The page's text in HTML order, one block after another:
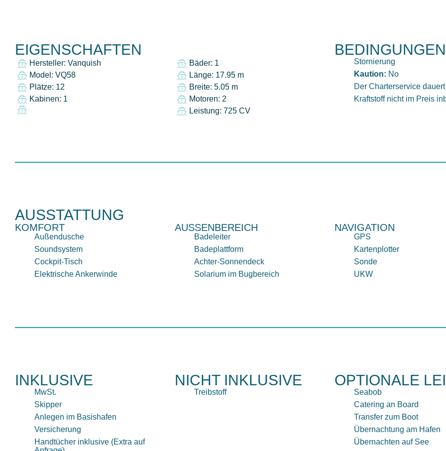
EIGENSCHAFTEN
Hersteller: Vanquish
Model: VQ58
Plätze: 12
Kabinen: 1
Bäder: 1
Länge: 17.95 m
Breite: 5.05 m
Motoren: 2
Leistung: 725 CV
BEDINGUNGEN
Stornierung
Kaution: No
Der Charterservice
Kraftstoff nicht im Preis
AUSSTATTUNG
KOMFORT
Außendusche
Soundsystem
Cockpit-Tisch
Elektrische Ankerwinde
AUSSENBEREICH
Badeleiter
Badeplattform
Achter-Sonnendeck
Solarium im Bugbereich
NAVIGATION
GPS
Kartenplotter
Sonde
UKW
INKLUSIVE
MwSt.
Skipper
Anlegen im Basishafen
Versicherung
Handtücher inklusive (Extra auf
NICHT INKLUSIVE
Treibstoff
OPTIONALE
Seabob
Catering an Board
Transfer zum Boot
Übernachtung am Hafen
Übernachten auf See